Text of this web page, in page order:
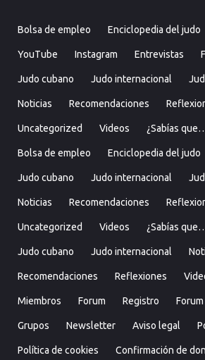
Bolsa de empleo Enciclopedia del judo
YouTube Instagram Entrevistas
Judo cubano Judo internacional
Noticias Recomendaciones
Uncategorized Videos ¿Sabías
Bolsa de empleo Enciclopedia del judo
Judo cubano Judo internacional
Noticias Recomendaciones
Uncategorized Videos ¿Sabías
Judo cubano Judo internacional
Recomendaciones Reflexiones
Miembros Forum Registro Forum
Grupos Newsletter Aviso legal
Política de cookies Confirmación de